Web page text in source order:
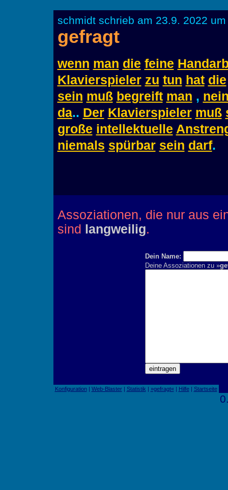
schmidt schrieb am 23.9. 2022
gefragt
wenn man die feine
Klavierspieler zu tun hat die
sein muß begreift man ,
da.. Der Klavierspieler muß
große intellektuelle
niemals spürbar sein darf.
Assoziationen, die nur aus
sind
langweilig.
Dein Name:
Deine Assoziationen zu »
Konfiguration| Web-Blaster| Statistik | »gefragt«| Hilfe| Startseite